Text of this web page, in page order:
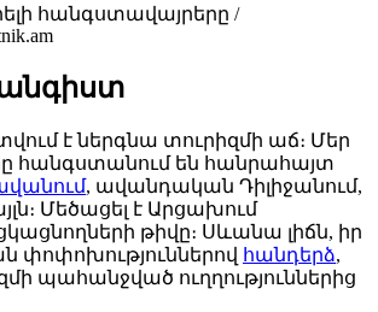
հանգստավայրերը /
է ներգնա տուրիզմի աճ։ Մեր
հանգստանում են հանրահայտ
, ավանդական Դիլիջանում,
Մեծացել է Արցախում
թիվը։ Սևանա լիճն, իր
փոփոխություններով հանդերձ,
պահանջված ուղղություններից